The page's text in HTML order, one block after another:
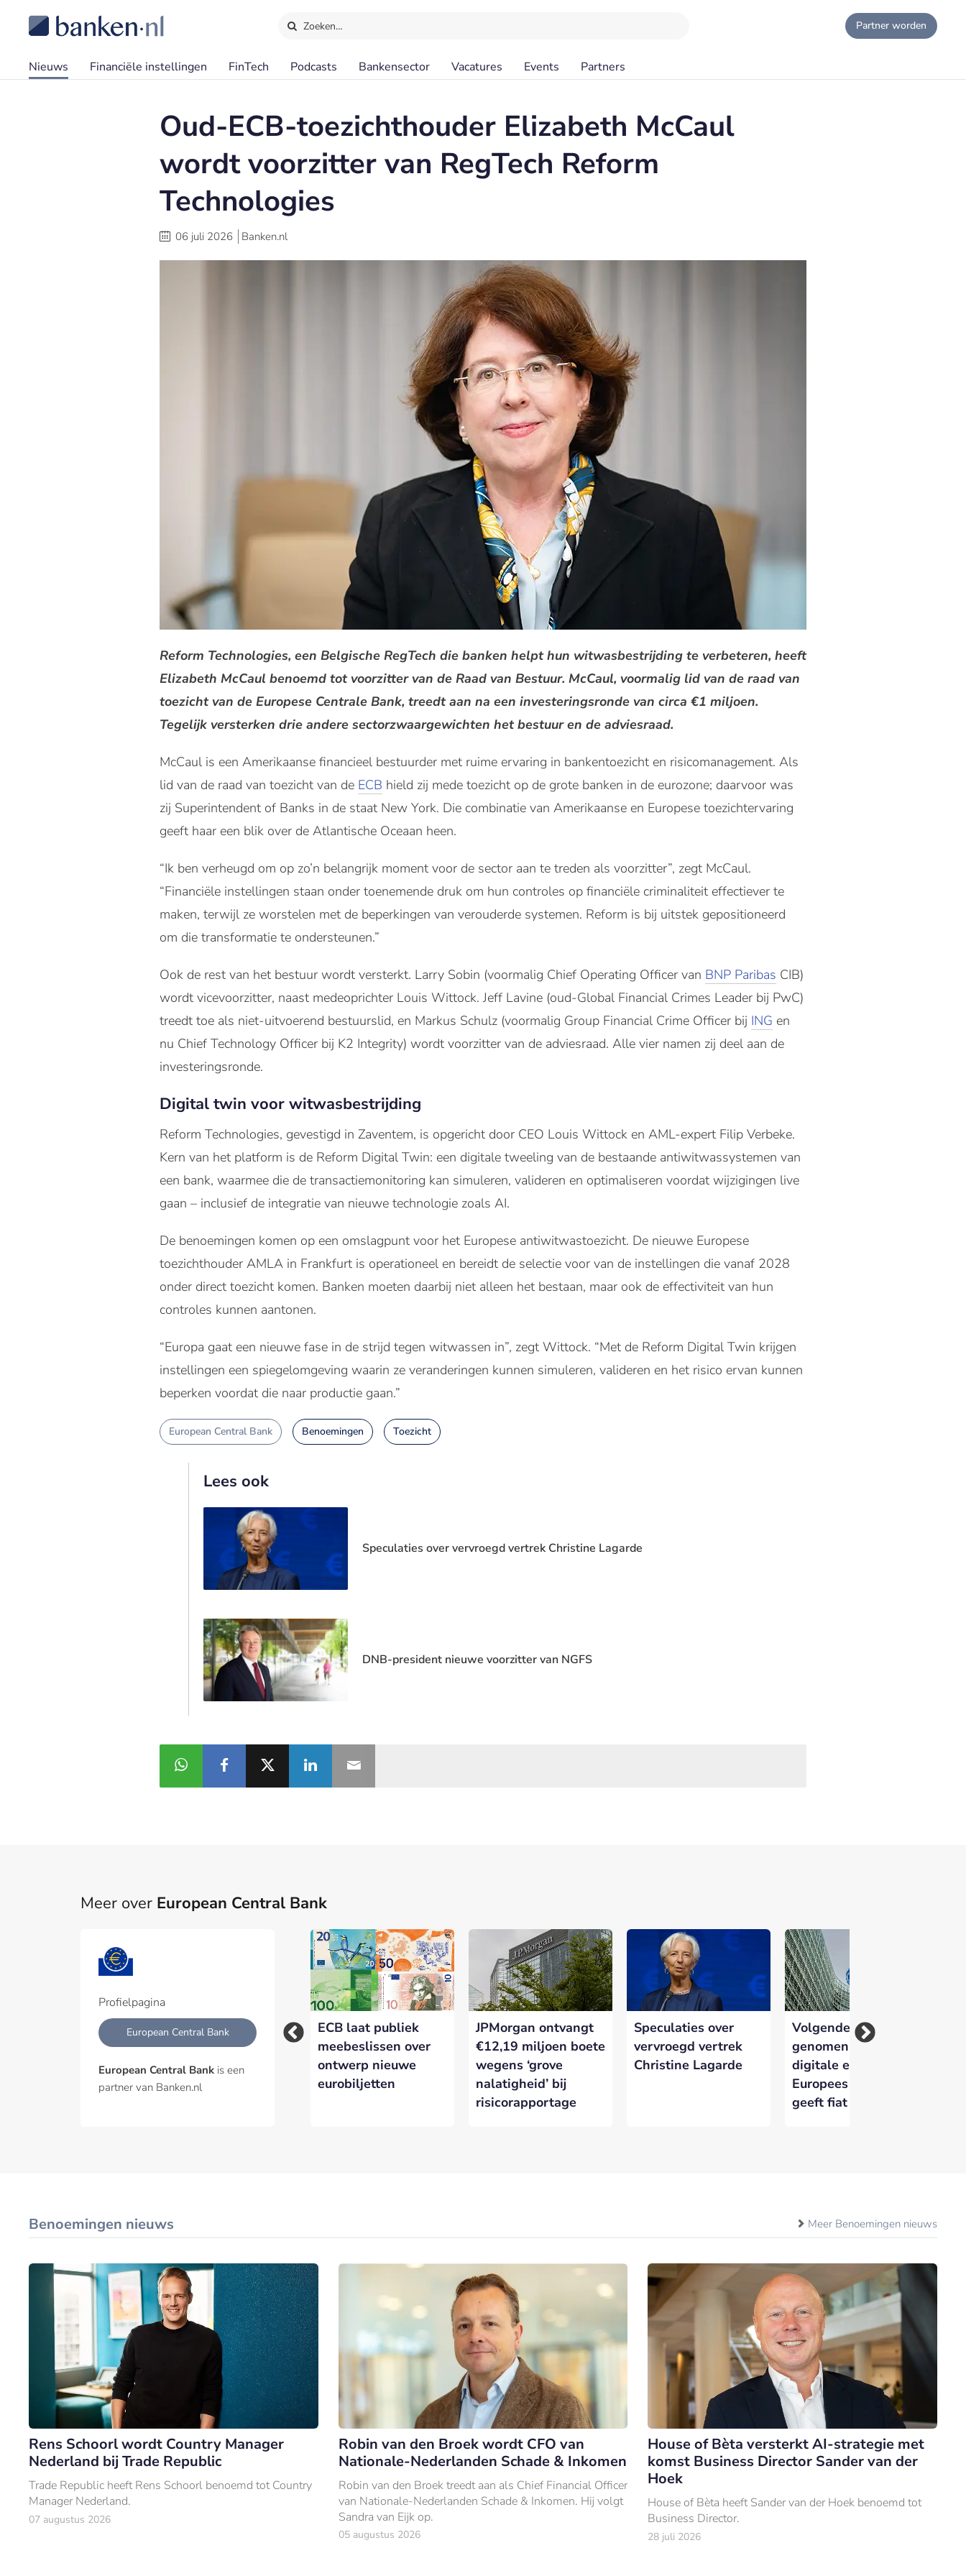
Zoeken… Partner worden
Nieuws Financiële instellingen FinTech Podcasts Bankensector Vacatures Events Partners
Oud-ECB-toezichthouder Elizabeth McCaul
wordt voorzitter van RegTech Reform
Technologies
06 juli 2026 Banken.nl
Reform Technologies, een Belgische RegTech die banken helpt hun witwasbestrijding te verbeteren, heeft
Elizabeth McCaul benoemd tot voorzitter van de Raad van Bestuur. McCaul, voormalig lid van de raad van
toezicht van de Europese Centrale Bank, treedt aan na een investeringsronde van circa €1 miljoen.
Tegelijk versterken drie andere sectorzwaargewichten het bestuur en de adviesraad.
McCaul is een Amerikaanse financieel bestuurder met ruime ervaring in bankentoezicht en risicomanagement. Als
lid van de raad van toezicht van de ECB hield zij mede toezicht op de grote banken in de eurozone; daarvoor was
zij Superintendent of Banks in de staat New York. Die combinatie van Amerikaanse en Europese toezichtervaring
geeft haar een blik over de Atlantische Oceaan heen.
“Ik ben verheugd om op zo’n belangrijk moment voor de sector aan te treden als voorzitter”, zegt McCaul.
“Financiële instellingen staan onder toenemende druk om hun controles op financiële criminaliteit effectiever te
maken, terwijl ze worstelen met de beperkingen van verouderde systemen. Reform is bij uitstek gepositioneerd
om die transformatie te ondersteunen.”
Ook de rest van het bestuur wordt versterkt. Larry Sobin (voormalig Chief Operating Officer van BNP Paribas CIB)
wordt vicevoorzitter, naast medeoprichter Louis Wittock. Jeff Lavine (oud-Global Financial Crimes Leader bij PwC)
treedt toe als niet-uitvoerend bestuurslid, en Markus Schulz (voormalig Group Financial Crime Officer bij ING en
nu Chief Technology Officer bij K2 Integrity) wordt voorzitter van de adviesraad. Alle vier namen zij deel aan de
investeringsronde.
Digital twin voor witwasbestrijding
Reform Technologies, gevestigd in Zaventem, is opgericht door CEO Louis Wittock en AML-expert Filip Verbeke.
Kern van het platform is de Reform Digital Twin: een digitale tweeling van de bestaande antiwitwassystemen van
een bank, waarmee die de transactiemonitoring kan simuleren, valideren en optimaliseren voordat wijzigingen live
gaan – inclusief de integratie van nieuwe technologie zoals AI.
De benoemingen komen op een omslagpunt voor het Europese antiwitwastoezicht. De nieuwe Europese
toezichthouder AMLA in Frankfurt is operationeel en bereidt de selectie voor van de instellingen die vanaf 2028
onder direct toezicht komen. Banken moeten daarbij niet alleen het bestaan, maar ook de effectiviteit van hun
controles kunnen aantonen.
“Europa gaat een nieuwe fase in de strijd tegen witwassen in”, zegt Wittock. “Met de Reform Digital Twin krijgen
instellingen een spiegelomgeving waarin ze veranderingen kunnen simuleren, valideren en het risico ervan kunnen
beperken voordat die naar productie gaan.”
European Central Bank Benoemingen Toezicht
Lees ook
Speculaties over vervroegd vertrek Christine Lagarde
DNB-president nieuwe voorzitter van NGFS
Meer over European Central Bank
Profielpagina
European Central Bank
European Central Bank is een
partner van Banken.nl
Europese bankregels
Nergens in Europa
wordt minder met
cash betaald dan in
Nederland
ECB laat publiek
meebeslissen over
ontwerp nieuwe
eurobiljetten
JPMorgan ontvangt
€12,19 miljoen boete
wegens ‘grove
nalatigheid’ bij
risicorapportage
Speculaties over
vervroegd vertrek
Christine Lagarde
Volgende horde
genomen voor komst
digitale euro:
Europees Parlement
geeft fiat
Benoemingen nieuws Meer Benoemingen nieuws
Rens Schoorl wordt Country Manager
Nederland bij Trade Republic
Trade Republic heeft Rens Schoorl benoemd tot Country
Manager Nederland.
07 augustus 2026
Robin van den Broek wordt CFO van
Nationale-Nederlanden Schade & Inkomen
Robin van den Broek treedt aan als Chief Financial Officer
van Nationale-Nederlanden Schade & Inkomen. Hij volgt
Sandra van Eijk op.
05 augustus 2026
House of Bèta versterkt AI-strategie met
komst Business Director Sander van der
Hoek
House of Bèta heeft Sander van der Hoek benoemd tot
Business Director.
28 juli 2026